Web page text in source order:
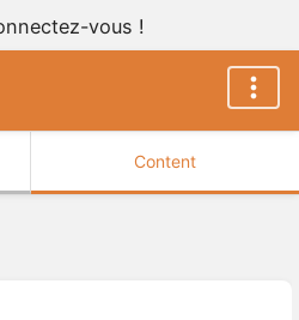
vous !
Content